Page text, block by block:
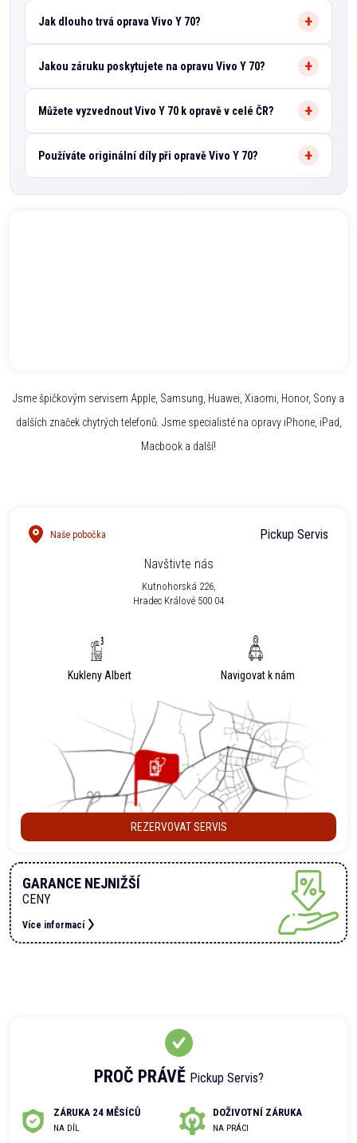
Jak dlouho trvá oprava Vivo Y 70?
Jakou záruku poskytujete na opravu Vivo Y 70?
Můžete vyzvednout Vivo Y 70 k opravě v celé ČR?
Používáte originální díly při opravě Vivo Y 70?
Jsme špičkovým servisem Apple, Samsung, Huawei, Xiaomi, Honor, Sony a
dalších značek chytrých telefonů. Jsme specialisté na opravy iPhone, iPad,
Macbook a další!
PROČ PRÁVĚ Pickup Servis?
ZÁRUKA 24 MĚSÍCŮ
NA DÍL
DOŽIVOTNÍ ZÁRUKA
NA PRÁCI
Naše pobočka
Pickup Servis
Navštivte nás
Kutnohorská 226,
Hradec Králové 500 04
Kukleny Albert Navigovat k nám
REZERVOVAT SERVIS
GARANCE NEJNIŽŠÍ
CENY
Více informací